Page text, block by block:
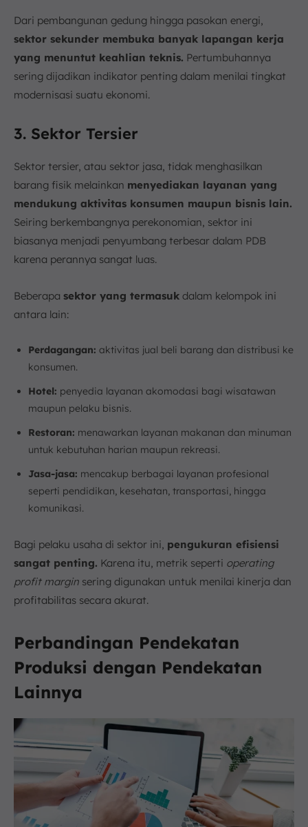
Dari pembangunan gedung hingga pasokan energi,
sektor sekunder membuka banyak lapangan kerja
yang menuntut keahlian teknis. Pertumbuhannya
sering dijadikan indikator penting dalam menilai tingkat
modernisasi suatu ekonomi.
3. Sektor Tersier
Sektor tersier, atau sektor jasa, tidak menghasilkan
barang fisik melainkan menyediakan layanan yang
mendukung aktivitas konsumen maupun bisnis lain.
Seiring berkembangnya perekonomian, sektor ini
biasanya menjadi penyumbang terbesar dalam PDB
karena perannya sangat luas.
Beberapa sektor yang termasuk dalam kelompok ini
antara lain:
Perdagangan: aktivitas jual beli barang dan distribusi ke
konsumen.
Hotel: penyedia layanan akomodasi bagi wisatawan
maupun pelaku bisnis.
Restoran: menawarkan layanan makanan dan minuman
untuk kebutuhan harian maupun rekreasi.
Jasa-jasa: mencakup berbagai layanan profesional
seperti pendidikan, kesehatan, transportasi, hingga
komunikasi.
Bagi pelaku usaha di sektor ini, pengukuran efisiensi
sangat penting. Karena itu, metrik seperti operating
profit margin sering digunakan untuk menilai kinerja dan
profitabilitas secara akurat.
Perbandingan Pendekatan
Produksi dengan Pendekatan
Lainnya